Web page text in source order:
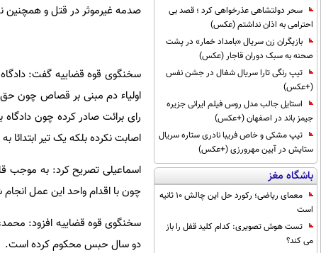
سحر دولتشاهی عذرخواهی کرد ؛ قصد بی
احترامی به اذان نداشتم (عکس)
بازیگران زن سریال «بامداد خمار» در پشت
صحنه به سبک دوران قاجار (عکس)
تیپ رنگی تارا سریال شغال در جشن نفس
(+عکس)
استایل جالب مدل روس فیلم ایرانی جزیره
جیمز باند در اصفهان (+عکس)
تیپ مشکی و خاص فریبا نادری ستاره سریال
ستایش در آیین مهرورزی (+عکس)
باشگاه مغز
معمای ریاضی؛ رکورد حل این چالش 10 ثانیه
است
تست هوش تصویری: کدام کلید قفل را باز
می کند؟
صدمه غیرموثر در قتل و همچنین
سخنگوی قوه قضاییه گفت:
اولیاء دم مبنی بر قصاص چون
رای برائت صادر کرده چون
اصابت نکرده بلکه یک تیر
اسماعیلی تصریح کرد: به موجب
چون با اقدام واحد این عمل
سخنگوی قوه قضاییه افزود:
دو سال حبس محکوم کرده است.